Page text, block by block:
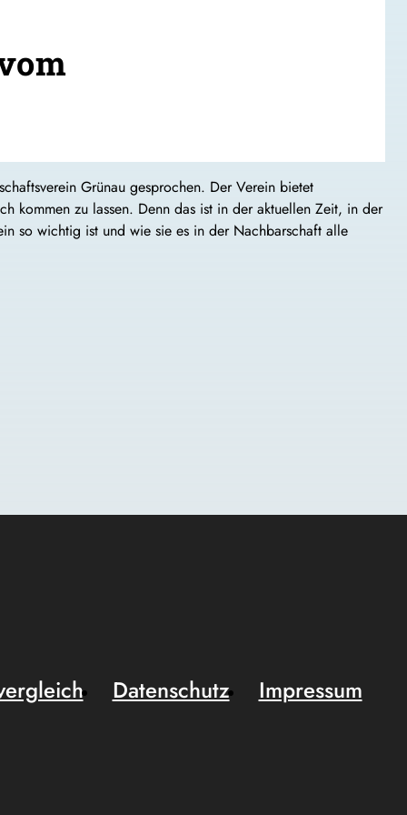
Grünau gesprochen. Der Verein bietet
kommen zu lassen. Denn das ist in der aktuellen Zeit, in der
so wichtig ist und wie sie es in der Nachbarschaft alle
Datenschutz
Impressum